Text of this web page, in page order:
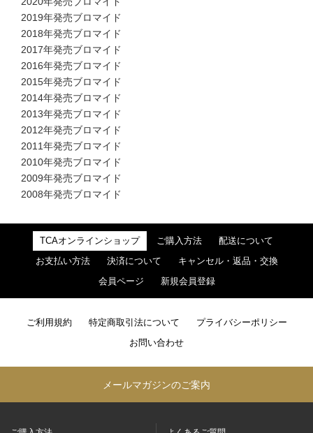
2019年発売ブロマイド
2018年発売ブロマイド
2017年発売ブロマイド
2016年発売ブロマイド
2015年発売ブロマイド
2014年発売ブロマイド
2013年発売ブロマイド
2012年発売ブロマイド
2011年発売ブロマイド
2010年発売ブロマイド
2009年発売ブロマイド
2008年発売ブロマイド
TCAオンラインショップ ご購入方法 配送について
お支払い方法 決済について キャンセル・返品・交換
会員ページ 新規会員登録
ご利用規約 特定商取引法について プライバシーポリシー
お問い合わせ
メールマガジンのご案内